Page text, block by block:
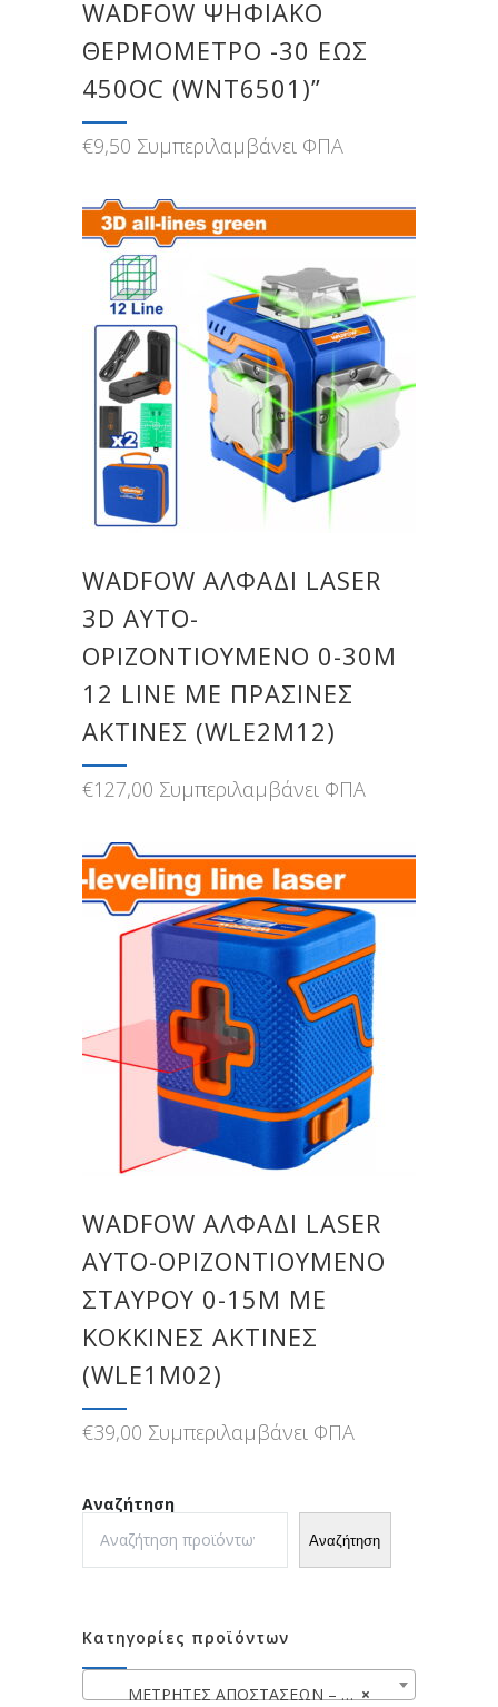
WADFOW ΨΗΦΙΑΚΟ
ΘΕΡΜΟΜΕΤΡΟ -30 ΕΩΣ
450OC (WNT6501)”
€9,50 Συμπεριλαμβάνει ΦΠΑ
WADFOW ΑΛΦΑΔΙ LASER
3D ΑΥΤΟ-
ΟΡΙΖΟΝΤΙΟΥΜΕΝΟ 0-30M
12 LINE ΜΕ ΠΡΑΣΙΝΕΣ
ΑΚΤΙΝΕΣ (WLE2M12)
€127,00 Συμπεριλαμβάνει ΦΠΑ
WADFOW ΑΛΦΑΔΙ LASER
ΑΥΤΟ-ΟΡΙΖΟΝΤΙΟΥΜΕΝΟ
ΣΤΑΥΡΟΥ 0-15M ΜΕ
ΚΟΚΚΙΝΕΣ ΑΚΤΙΝΕΣ
(WLE1M02)
€39,00 Συμπεριλαμβάνει ΦΠΑ
Αναζήτηση
Αναζήτηση
Κατηγορίες προϊόντων
×
ΜΕΤΡΗΤΕΣ ΑΠΟΣΤΑΣΕΩΝ – ΑΛΦΑΔΙΑ LASER